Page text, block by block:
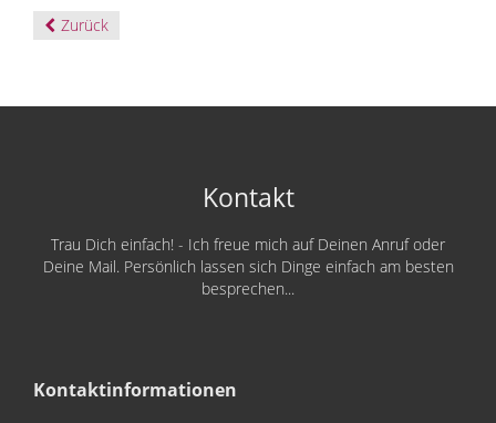
Zurück
Kontakt
Trau Dich einfach! - Ich freue mich auf Deinen Anruf oder
Deine Mail. Persönlich lassen sich Dinge einfach am besten
besprechen...
Kontaktinformationen